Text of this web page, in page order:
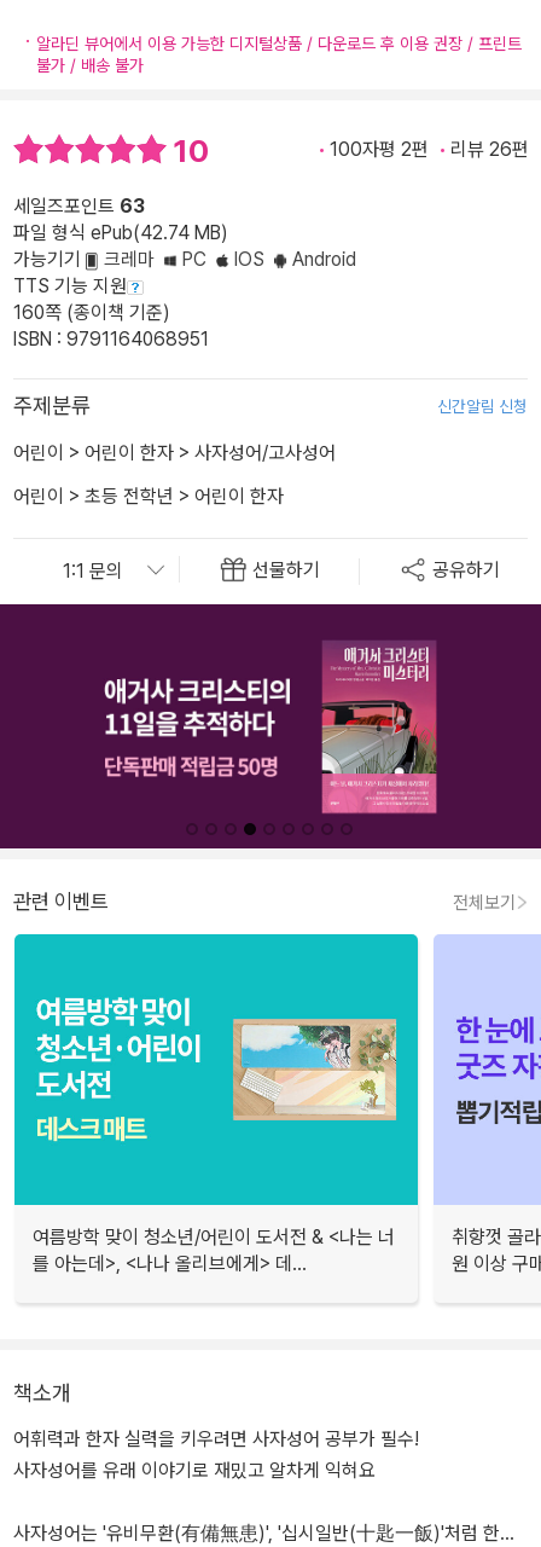
알라딘 뷰어에서 이용 가능한 디지털상품 / 다운로드 후 이용 권장 / 프린트
불가 / 배송 불가
10 100자평 2편 리뷰 26편
세일즈포인트 63
파일 형식 ePub(42.74 MB)
가능기기
크레마 PC IOS
Android
TTS 기능 지원
160쪽 (종이책 기준)
ISBN : 9791164068951
주제분류 신간알림 신청
어린이 > 어린이 한자 > 사자성어/고사성어
어린이 > 초등 전학년 > 어린이 한자
선물하기 공유하기
관련 이벤트 전체보기
여름방학 맞이 청소년/어린이 도서전 & <나는 너
를 아는데>, <나나 올리브에게> 데...
취향껏 골
원 이상 구
책소개
어휘력과 한자 실력을 키우려면 사자성어 공부가 필수!
사자성어를 유래 이야기로 재밌고 알차게 익혀요
사자성어는 '유비무환(有備無患)', '십시일반(十匙一飯)'처럼 한자